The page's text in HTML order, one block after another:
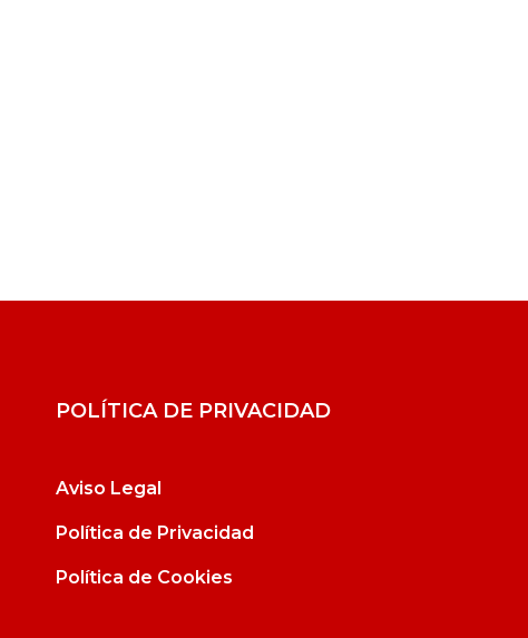
POLÍTICA DE PRIVACIDAD
Aviso Legal
Política de Privacidad
Política de Cookies